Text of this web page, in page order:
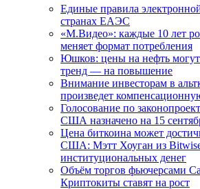
Единые правила
странах ЕАЭС
«М.Видео»: каждые 10 лет
меняет формат потребления
Юшков: цены на нефть
тренд — на повышение
Внимание инвесторам в
произведет
Голосование по
США назначено на 15
Цена биткоина может
США: Мэтт Хоуган из
институциональных денег
Объём торгов фьючерсами
Криптокиты ставят на рост